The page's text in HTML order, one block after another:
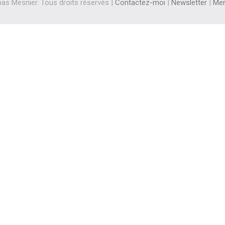
Mesnier. Tous droits réservés |Contactez-moi |Newsletter |